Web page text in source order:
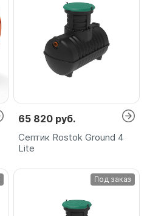
65 820 руб.
Септик Rostok Ground 4
Lite
Под заказ